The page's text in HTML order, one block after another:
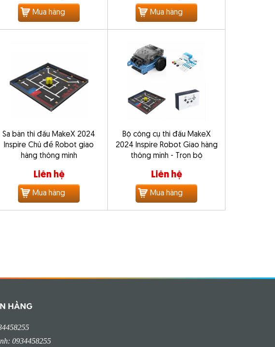
Mua hàng Mua hàng
Sa bàn thi đấu MakeX 2024
Inspire Chủ đề Robot giao
hàng thông minh
Liên hệ
Mua hàng
Bộ công cụ thi đấu MakeX
2024 Inspire Robot Giao hàng
thông minh - Trọn bộ
Liên hệ
Mua hàng
HÀNG
0934458255